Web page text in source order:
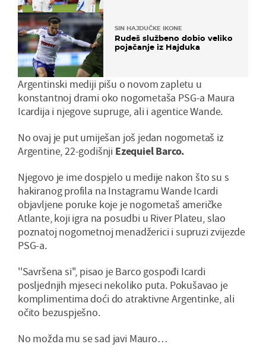
SIN HAJDUČKE IKONE
Rudeš službeno dobio veliko
pojačanje iz Hajduka
Argentinski mediji pišu o novom zapletu u
konstantnoj drami oko nogometaša PSG-a Maura
Icardija i njegove supruge, ali i agentice Wande.
No ovaj je put umiješan još jedan nogometaš iz
Argentine, 22-godišnji Ezequiel Barco.
Njegovo je ime dospjelo u medije nakon što su s
hakiranog profila na Instagramu Wande Icardi
objavljene poruke koje je nogometaš američke
Atlante, koji igra na posudbi u River Plateu, slao
poznatoj nogometnoj menadžerici i supruzi zvijezde
PSG-a.
''Savršena si'', pisao je Barco gospođi Icardi
posljednjih mjeseci nekoliko puta. Pokušavao je
komplimentima doći do atraktivne Argentinke, ali
očito bezuspješno.
No možda mu se sad javi Mauro…